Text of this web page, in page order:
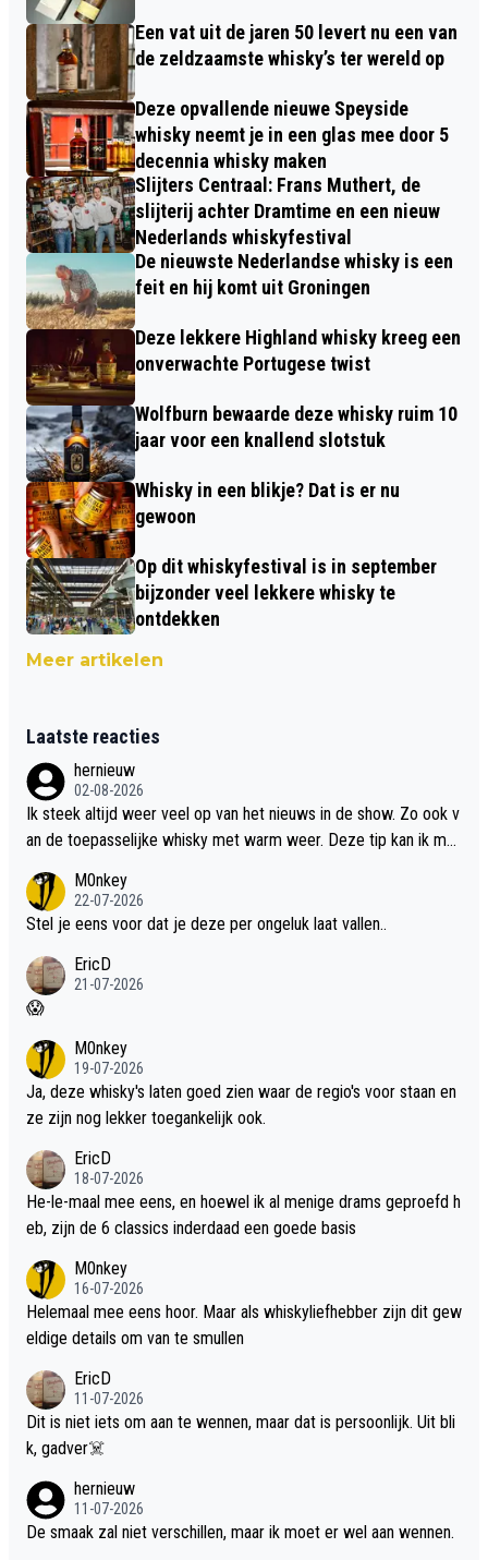
Een vat uit de jaren 50 levert nu een van
de zeldzaamste whisky’s ter wereld op
Deze opvallende nieuwe Speyside
whisky neemt je in een glas mee door 5
decennia whisky maken
Slijters Centraal: Frans Muthert, de
slijterij achter Dramtime en een nieuw
Nederlands whiskyfestival
De nieuwste Nederlandse whisky is een
feit en hij komt uit Groningen
Deze lekkere Highland whisky kreeg een
onverwachte Portugese twist
Wolfburn bewaarde deze whisky ruim 10
jaar voor een knallend slotstuk
Whisky in een blikje? Dat is er nu
gewoon
Op dit whiskyfestival is in september
bijzonder veel lekkere whisky te
ontdekken
Meer artikelen
Laatste reacties
hernieuw
02-08-2026
Ik steek altijd weer veel op van het nieuws in de show. Zo ook v
an de toepasselijke whisky met warm weer. Deze tip kan ik met
M0nkey
22-07-2026
Stel je eens voor dat je deze per ongeluk laat vallen..
EricD
21-07-2026
😱
M0nkey
19-07-2026
Ja, deze whisky's laten goed zien waar de regio's voor staan en
ze zijn nog lekker toegankelijk ook.
EricD
18-07-2026
He-le-maal mee eens, en hoewel ik al menige drams geproefd h
eb, zijn de 6 classics inderdaad een goede basis
M0nkey
16-07-2026
Helemaal mee eens hoor. Maar als whiskyliefhebber zijn dit gew
eldige details om van te smullen
EricD
11-07-2026
Dit is niet iets om aan te wennen, maar dat is persoonlijk. Uit bli
k, gadver☠️
hernieuw
11-07-2026
De smaak zal niet verschillen, maar ik moet er wel aan wennen.